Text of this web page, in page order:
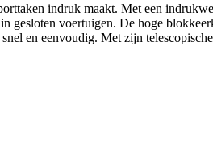
indruk maakt. Met een
voertuigen. De hoge
en eenvoudig. Met zijn